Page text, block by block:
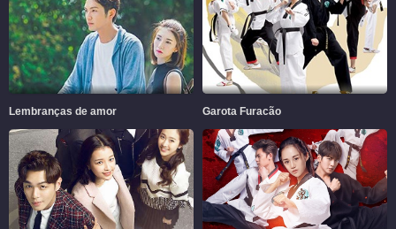
Lembranças de amor Garota Furacão